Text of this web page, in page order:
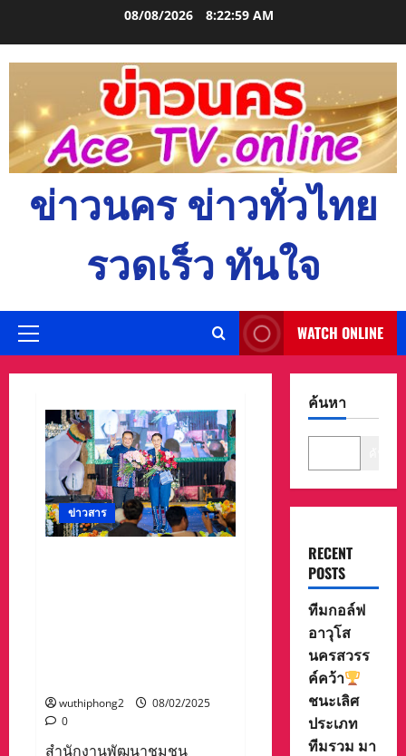
08/08/2026 8:23:00 AM
ข่าวนคร ข่าวทั่วไทย
รวดเร็ว ทันใจ
Primary
WATCH ONLINE
ข่าวสาร
wuthiphong2
08/02/2025
0
สำนักงานพัฒนาชุมชน
ค้นหา
RECENT
POSTS
ทีมกอล์ฟ
อาวุโส
นครสวรร
ค์คว้า
ชนะเลิศ
ประเภท
ทีมรวม มา